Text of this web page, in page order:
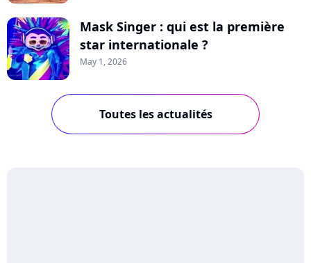
Mask Singer : qui est la première
star internationale ?
May 1, 2026
Toutes les actualités